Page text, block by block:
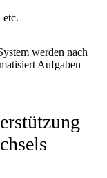
werden nach
Aufgaben